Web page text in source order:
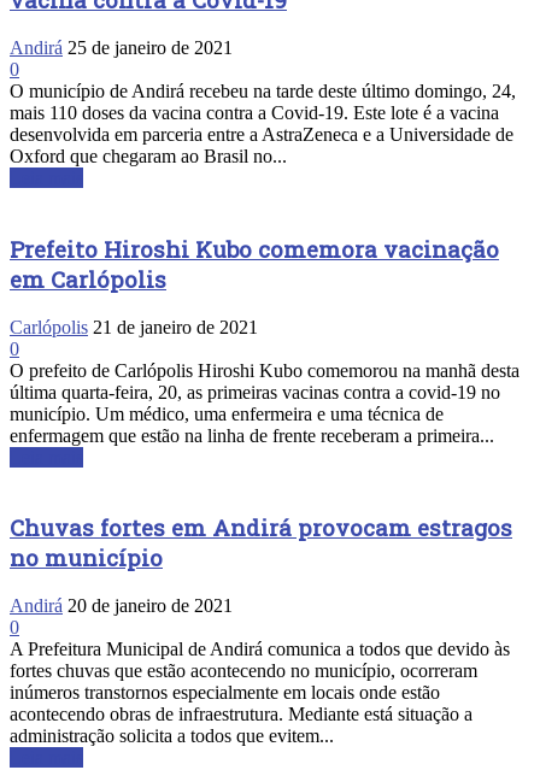
Andirá 25 de janeiro de 2021
0
O município de Andirá recebeu na tarde deste último domingo, 24,
mais 110 doses da vacina contra a Covid-19. Este lote é a vacina
desenvolvida em parceria entre a AstraZeneca e a Universidade de
Oxford que chegaram ao Brasil no...
Prefeito Hiroshi Kubo comemora vacinação
em Carlópolis
Carlópolis 21 de janeiro de 2021
0
O prefeito de Carlópolis Hiroshi Kubo comemorou na manhã desta
última quarta-feira, 20, as primeiras vacinas contra a covid-19 no
município. Um médico, uma enfermeira e uma técnica de
enfermagem que estão na linha de frente receberam a primeira...
Chuvas fortes em Andirá provocam estragos
no município
Andirá 20 de janeiro de 2021
0
A Prefeitura Municipal de Andirá comunica a todos que devido às
fortes chuvas que estão acontecendo no município, ocorreram
inúmeros transtornos especialmente em locais onde estão
acontecendo obras de infraestrutura. Mediante está situação a
administração solicita a todos que evitem...